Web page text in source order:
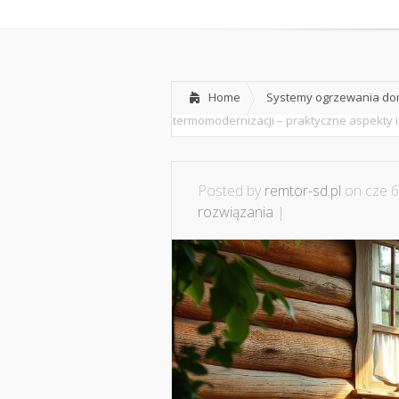
Home Systemy ogrzewania
termomodernizacji – praktyczne aspekty
Posted by remtor-sd.pl on cze
rozwiązania |